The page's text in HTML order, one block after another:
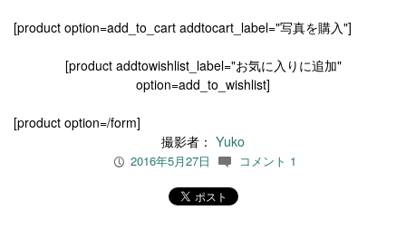
[product option=add_to_cart addtocart_label="写真を購入"]
[product addtowishlist_label="お気に入りに追加"
option=add_to_wishlist]
[product option=/form]
撮影者： Yuko
P 2016年5月27日 c コメント 1